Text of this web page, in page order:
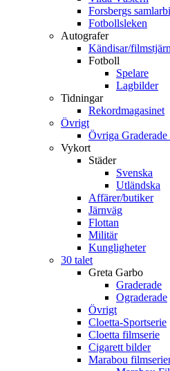
Forsbergs
Fotbollsleken
Autografer
Kändisar/
Fotboll
Spelare
Lagbilder
Tidningar
Rekordmagasinet
Övrigt
Övriga
Vykort
Städer
Svenska
Utländska
Affärer/butiker
Järnväg
Flottan
Militär
Kungligheter
30 talet
Greta Garbo
Graderade
Ograderade
Övrigt
Cloetta-Sportserie
Cloetta filmserie
Cigarett bilder
Marabou